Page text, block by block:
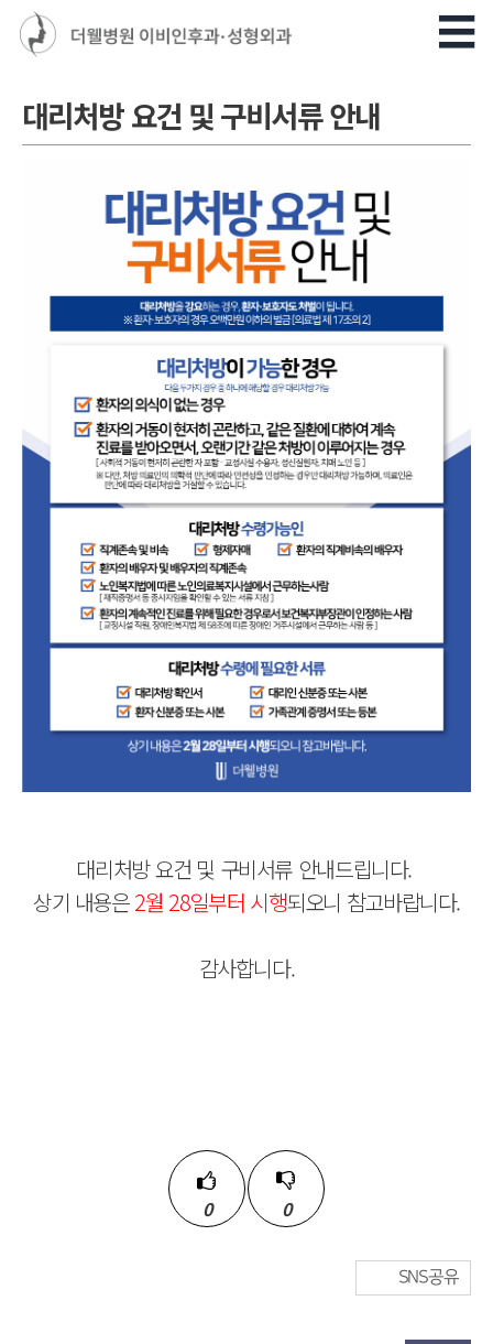
대리처방 요건 및 구비서류 안내
대리처방 요건 및 구비서류 안내드립니다.
상기 내용은2월 28일부터 시행되오니 참고바랍니다.
감사합니다.
0 0
SNS공유